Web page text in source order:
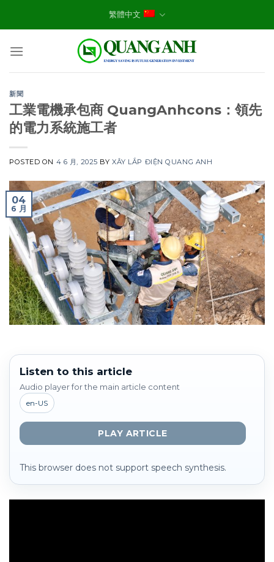
繁體中文
新聞
工業電機承包商 QuangAnhcons：領先
的電力系統施工者
POSTED ON 4 6 月, 2025 BYXÂY LẮP ĐIỆN QUANG ANH
04
6 月
Listen to this article
Audio player for the main article content
en-US
PLAY ARTICLE
This browser does not support speech synthesis.